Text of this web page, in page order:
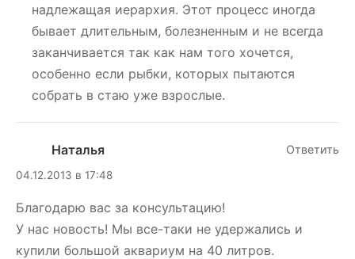
надлежащая иерархия. Этот процесс иногда
бывает длительным, болезненным и не всегда
заканчивается так как нам того хочется,
особенно если рыбки, которых пытаются
собрать в стаю уже взрослые.
Наталья
04.12.2013 в 17:48
Благодарю вас за консультацию!
У нас новость! Мы все-таки не удержались и
купили большой аквариум на 40 литров.
Ответить